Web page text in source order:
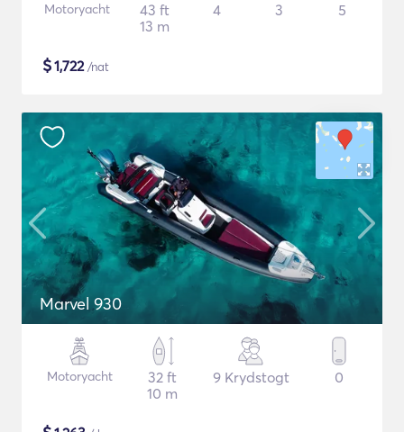
Motoryacht
43 ft
13 m
4 3 5
$1,722/nat
Marvel 930
Motoryacht
32 ft
10 m
9 Krydstogt 0